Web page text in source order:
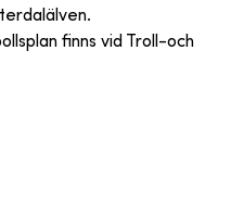
finns vid Troll-och